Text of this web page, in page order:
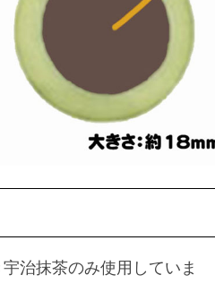
治抹茶のみ使用していま